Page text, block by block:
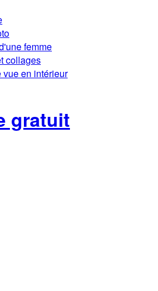
femme
collages
vue en intérieur
gratuit